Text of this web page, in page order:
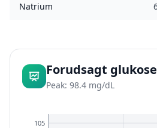
Natrium
Forudsagt
Peak: 98.4 mg/dL
105